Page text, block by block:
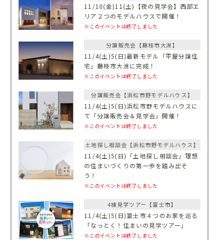
11/10(金)11(土)【夜の見学会】西部エ
リア２つのモデルハウスで開催！
※このイベントは終了しました
分譲販売会【藤枝市大洲】
11/4(土)5(日)最新モデル「平屋分譲住
宅」藤枝市大洲に完成！
※このイベントは終了しました
分譲販売会【浜松市野モデルハウス】
11/4(土)5(日)浜松市野モデルハウスに
て「分譲販売会＆見学会」開催！
※このイベントは終了しました
土地探し相談会【浜松市野モデルハウス】
11/4(土)5(日)「土地探し相談会」理想
の住まいづくりの第一歩を踏み出そ
う！
※このイベントは終了しました
4棟見学ツアー【富士市】
11/4(土)5(日)富士市４つのお家を巡る
「なっとく！住まいの見学ツアー」
※このイベントは終了しました